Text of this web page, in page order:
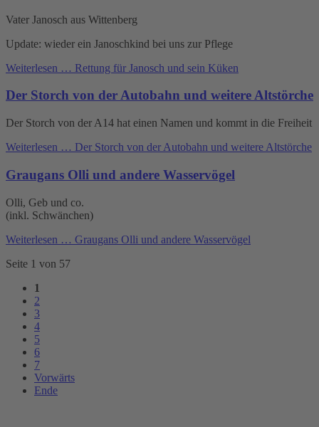
Vater Janosch aus Wittenberg
Update: wieder ein Janoschkind bei uns zur Pflege
Weiterlesen … Rettung für Janosch und sein Küken
Der Storch von der Autobahn und weitere Altstörche
Der Storch von der A14 hat einen Namen und kommt in die Freiheit
Weiterlesen … Der Storch von der Autobahn und weitere Altstörche
Graugans Olli und andere Wasservögel
Olli, Geb und co.
(inkl. Schwänchen)
Weiterlesen … Graugans Olli und andere Wasservögel
Seite 1 von 57
1
2
3
4
5
6
7
Vorwärts
Ende